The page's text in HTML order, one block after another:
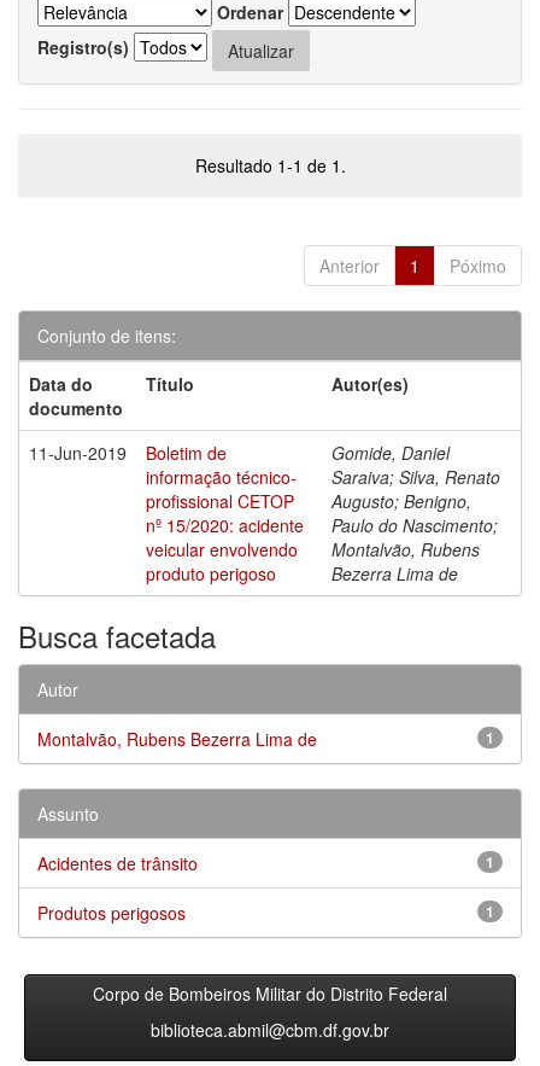
Ordenar
Registro(s)
Resultado 1-1 de 1.
Anterior 1 Póximo
Conjunto de itens:
Data do
documento
Título Autor(es)
11-Jun-2019
Boletim de
informação técnico-
profissional CETOP
nº 15/2020: acidente
veicular envolvendo
produto perigoso
Gomide, Daniel
Saraiva; Silva, Renato
Augusto; Benigno,
Paulo do Nascimento;
Montalvão, Rubens
Bezerra Lima de
Busca facetada
Autor
1
Montalvão, Rubens Bezerra Lima de
Assunto
1
Acidentes de trânsito
1
Produtos perigosos
Corpo de Bombeiros Militar do Distrito Federal
biblioteca.abmil@cbm.df.gov.br